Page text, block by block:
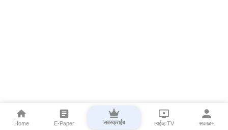
Home E-Paper सबस्क्राईब लाईव्ह TV सकाळ+